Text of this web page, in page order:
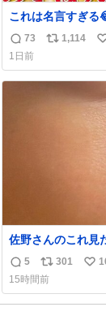
これは名言すぎる
を思い出しながら)
返
信
数
73
リ
ス
ト
1,114
い
ね
数
1日前
佐野さんのこれ見
りしたし、やはり
ごすぎる
返
信
数
5
リ
ポ
ス
301
い
ね
15時間前